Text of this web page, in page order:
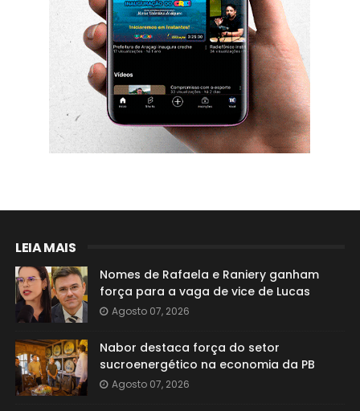
LEIA MAIS
Nomes de Rafaela e Raniery ganham
força para a vaga de vice de Lucas
Agosto 07, 2026
Nabor destaca força do setor
sucroenergético na economia da PB
Agosto 07, 2026